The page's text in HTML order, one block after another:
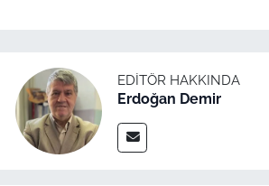
EDITÖR HAKKINDA
Erdoğan Demir